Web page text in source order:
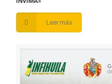
Leer más